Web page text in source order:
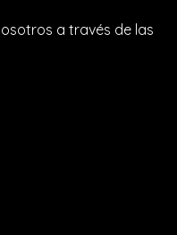
a través de las